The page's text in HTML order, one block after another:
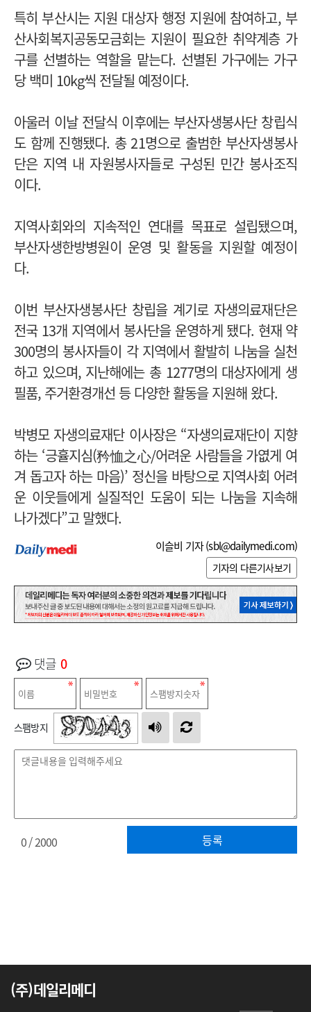
특히 부산시는 지원 대상자 행정 지원에 참여하고, 부
산사회복지공동모금회는 지원이 필요한 취약계층 가
구를 선별하는 역할을 맡는다. 선별된 가구에는 가구
당 백미 10kg씩 전달될 예정이다.
아울러 이날 전달식 이후에는 부산자생봉사단 창립식
도 함께 진행됐다. 총 21명으로 출범한 부산자생봉사
단은 지역 내 자원봉사자들로 구성된 민간 봉사조직
이다.
지역사회와의 지속적인 연대를 목표로 설립됐으며,
부산자생한방병원이 운영 및 활동을 지원할 예정이
다.
이번 부산자생봉사단 창립을 계기로 자생의료재단은
전국 13개 지역에서 봉사단을 운영하게 됐다. 현재 약
300명의 봉사자들이 각 지역에서 활발히 나눔을 실천
하고 있으며, 지난해에는 총 1277명의 대상자에게 생
필품, 주거환경개선 등 다양한 활동을 지원해 왔다.
박병모 자생의료재단 이사장은 “자생의료재단이 지향
하는 ‘긍휼지심(矜恤之心/어려운 사람들을 가엾게 여
겨 돕고자 하는 마음)’ 정신을 바탕으로 지역사회 어려
운 이웃들에게 실질적인 도움이 되는 나눔을 지속해
나가겠다”고 말했다.
이슬비 기자 (sbl@dailymedi.com)
기자의 다른기사보기
댓글 0
스팸방지
등록
0/ 2000
(주)데일리메디